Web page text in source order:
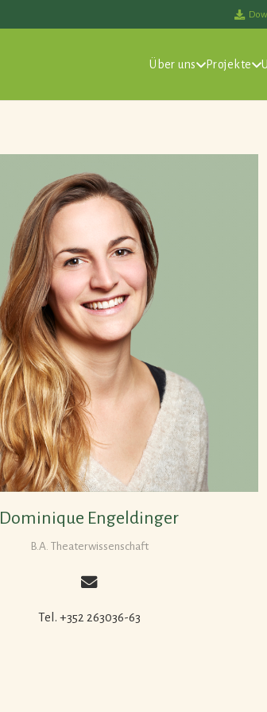
Über uns Projekte
Dominique Engeldinger
B.A. Theaterwissenschaft
Tel. +352 263036-63